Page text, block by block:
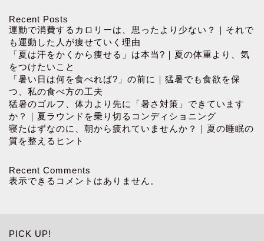
Recent Posts
運動で消費するカロリーは、思ったより少ない？｜それで
も運動した人が痩せていく理由
「夏は汗をかくから痩せる」は本当?｜夏の体重より、気
をつけたいこと
「暑い日は何を食べれば?」の前に｜猛暑でも食欲を保
つ、私の食べ方の工夫
猛暑のゴルフ、体力より先に「暑さ対策」できています
か？｜夏ラウンドを乗り切るコンディショニング
寝たはずなのに、朝から疲れていませんか？｜夏の睡眠の
質を整えるヒント
Recent Comments
表示できるコメントはありません。
PICK UP!